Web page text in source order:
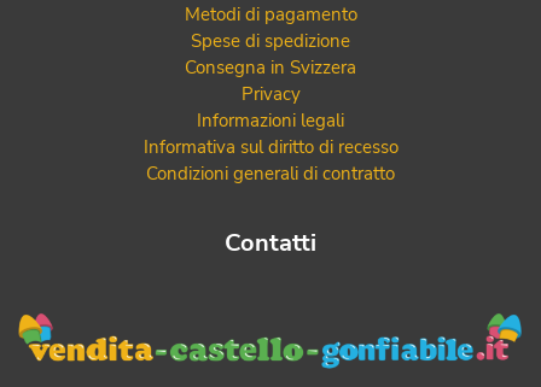
Metodi di pagamento
Spese di spedizione
Consegna in Svizzera
Privacy
Informazioni legali
Informativa sul diritto di recesso
Condizioni generali di contratto
Contatti